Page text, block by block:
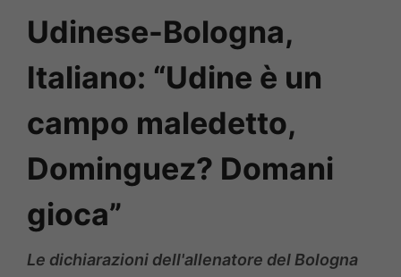
Udinese-Bologna,
Italiano: “Udine è un
campo maledetto,
Dominguez? Domani
gioca”
Le dichiarazioni dell'allenatore del Bologna